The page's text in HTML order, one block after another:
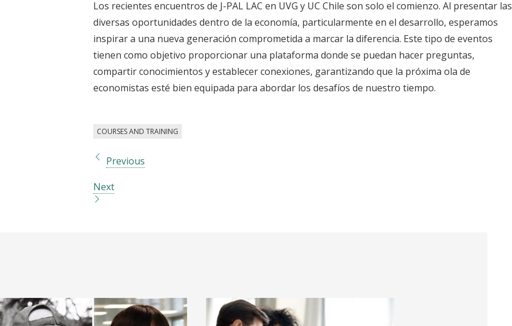
Los recientes encuentros de J-PAL LAC en UVG y UC Chile son solo el comienzo. Al presentar las
diversas oportunidades dentro de la economía, particularmente en el desarrollo, esperamos
inspirar a una nueva generación comprometida a marcar la diferencia. Este tipo de eventos
tienen como objetivo proporcionar una plataforma donde se puedan hacer preguntas,
compartir conocimientos y establecer conexiones, garantizando que la próxima ola de
economistas esté bien equipada para abordar los desafíos de nuestro tiempo.
COURSES AND TRAINING
Previous
Next